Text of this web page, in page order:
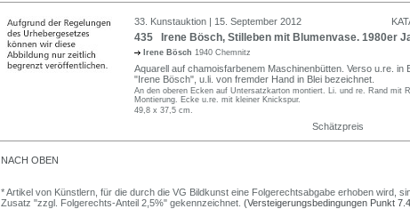
33. Kunstauktion | 15. September 2012
435 Irene Bösch, Stilleben mit Blumenvase. 1980er
Irene Bösch 1940 Chemnitz
Aquarell auf chamoisfarbenem Maschinenbütten. Verso u.re. in
"Irene Bösch", u.li. von fremder Hand in Blei bezeichnet.
An den oberen Ecken auf Untersatzkarton montiert. Li. und re. Rand mit
Montierung. Ecke u.re. mit kleiner Knickspur.
49,8 x 37,5 cm.
Schätzpreis
NACH OBEN
* Artikel von Künstlern, für die durch die VG Bildkunst eine Folgerechtsabgabe erhoben wird,
Zusatz "zzgl. Folgerechts-Anteil 2,5%" gekennzeichnet. (Versteigerungsbedingungen Punkt